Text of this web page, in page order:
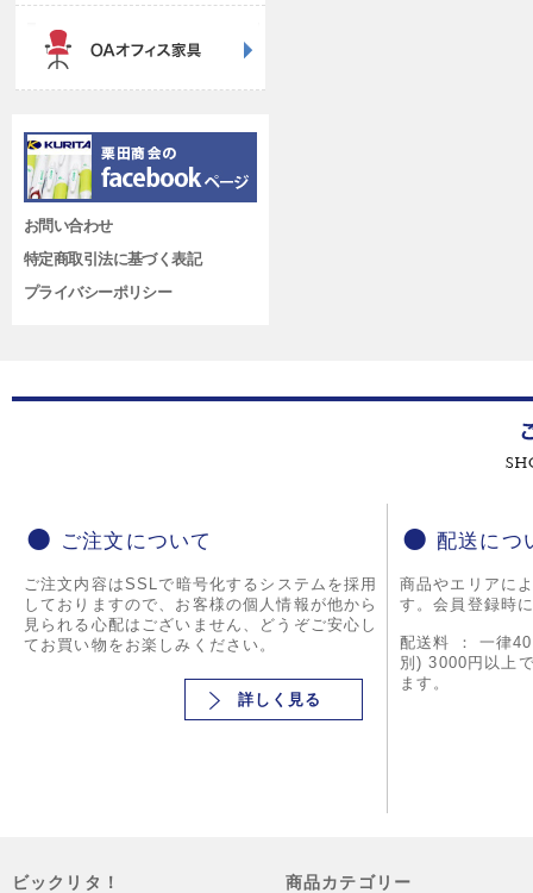
お問い合わせ
特定商取引法に基づく表記
プライバシーポリシー
ご注文について
ご注文内容はSSLで暗号化するシステムを採用
しておりますので、お客様の個人情報が他から
見られる心配はございません、どうぞご安心し
てお買い物をお楽しみください。
詳しく見る
配送につ
商品やエリアに
す。会員登録時
配送料 ： 一律
別) 3000円以上
ます。
ビックリタ！ 商品カテゴリー